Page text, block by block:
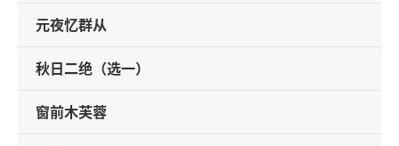
元夜忆群从
秋日二绝（选一）
窗前木芙蓉